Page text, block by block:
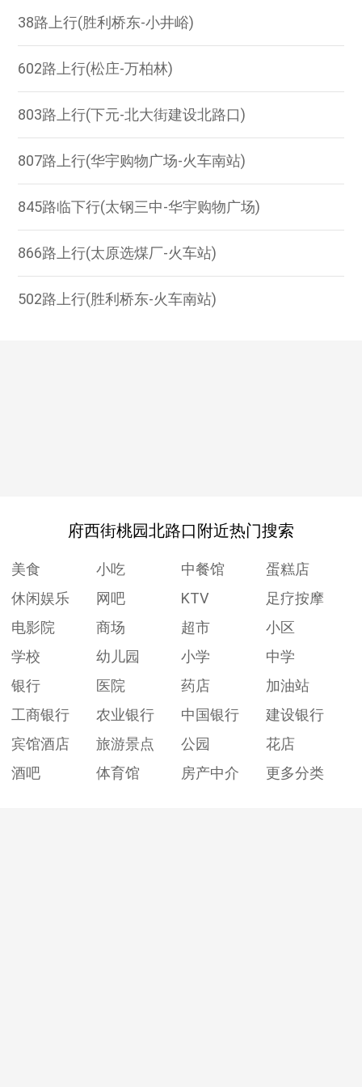
38路上行(胜利桥东-小井峪)
602路上行(松庄-万柏林)
803路上行(下元-北大街建设北路口)
807路上行(华宇购物广场-火车南站)
845路临下行(太钢三中-华宇购物广场)
866路上行(太原选煤厂-火车站)
502路上行(胜利桥东-火车南站)
府西街桃园北路口附近热门搜索
美食 小吃 中餐馆
蛋糕店
休闲娱乐
网吧 KTV
足疗按摩
电影院
商场 超市
小区
学校
幼儿园 小学
中学
银行
医院 药店
加油站
工商银行
农业银行 中国银行
建设银行
宾馆酒店
旅游景点 公园
花店
酒吧
体育馆 房产中介 更多分类